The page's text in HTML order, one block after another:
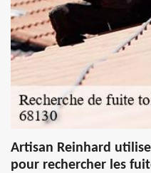
Artisan Reinhard
pour rechercher les